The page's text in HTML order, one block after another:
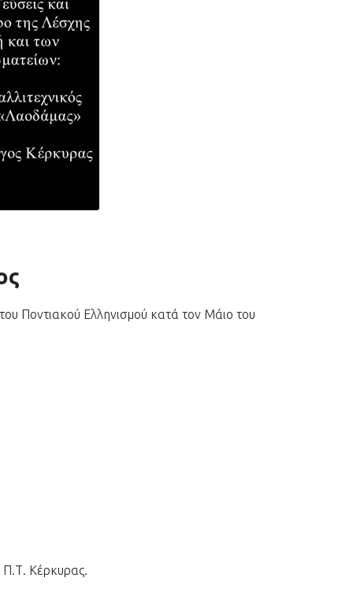
Ποντιακού Ελληνισμού κατά τον Μάιο του
Π.Τ. Κέρκυρας.